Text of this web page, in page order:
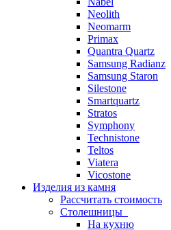
Neolith
Neomarm
Primax
Quantra Quartz
Samsung Radianz
Samsung Staron
Silestone
Smartquartz
Stratos
Symphony
Technistone
Teltos
Viatera
Vicostone
Изделия из камня
Рассчитать стоимость
Столешницы
На кухню